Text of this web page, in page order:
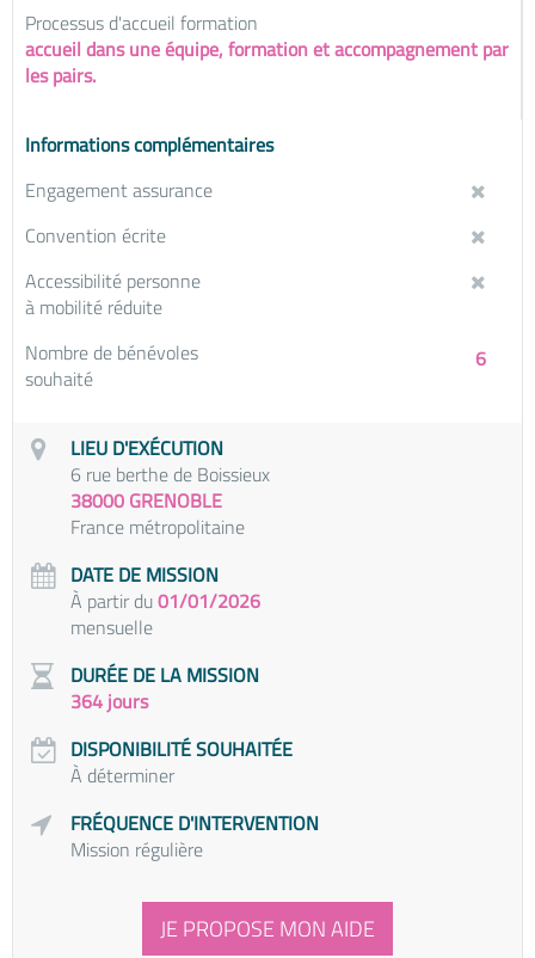
Processus d'accueil formation
accueil dans une équipe, formation et accompagnement par
les pairs.
Informations complémentaires
Engagement assurance
Convention écrite
Accessibilité personne
à mobilité réduite
6
Nombre de bénévoles
souhaité
LIEU D'EXÉCUTION
6 rue berthe de Boissieux
38000 GRENOBLE
France métropolitaine
DATE DE MISSION
À partir du01/01/2026
mensuelle
DURÉE DE LA MISSION
364 jours
DISPONIBILITÉ SOUHAITÉE
À déterminer
FRÉQUENCE D'INTERVENTION
Mission régulière
JE PROPOSE MON AIDE